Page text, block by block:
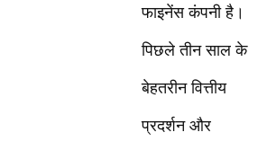
फाइनेंस कंपनी है।
पिछले तीन साल के
बेहतरीन वित्तीय
प्रदर्शन और